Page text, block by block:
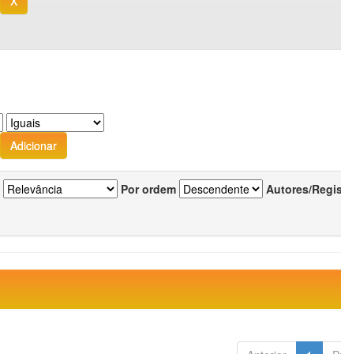
Por ordem Autores/